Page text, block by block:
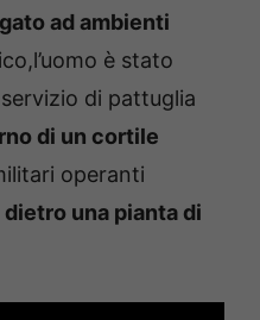
ad ambienti
è stato
di pattuglia
di un cortile
operanti
una pianta di